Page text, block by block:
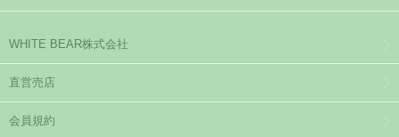
WHITE BEAR株式会社
直営売店
会員規約